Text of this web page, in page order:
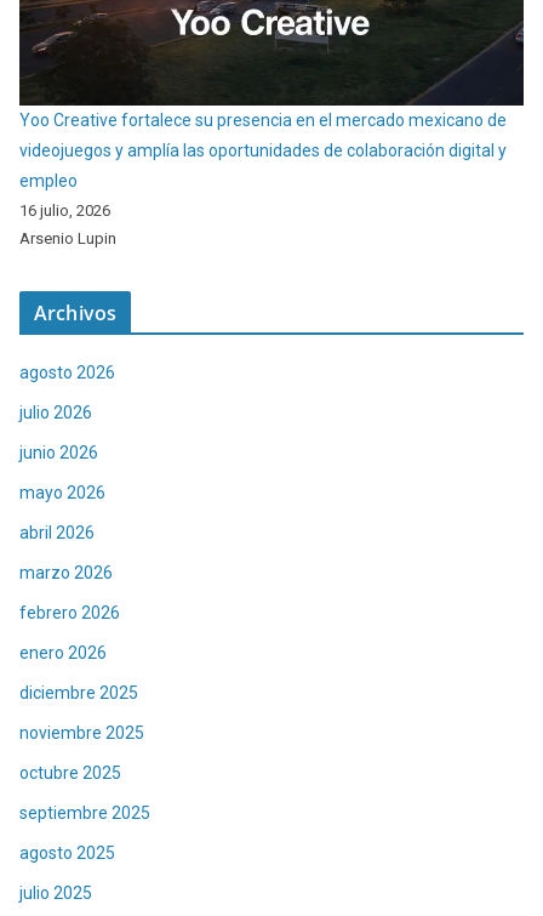
Yoo Creative fortalece su presencia en el mercado mexicano de
videojuegos y amplía las oportunidades de colaboración digital y
empleo
16 julio, 2026
Arsenio Lupin
Archivos
agosto 2026
julio 2026
junio 2026
mayo 2026
abril 2026
marzo 2026
febrero 2026
enero 2026
diciembre 2025
noviembre 2025
octubre 2025
septiembre 2025
agosto 2025
julio 2025